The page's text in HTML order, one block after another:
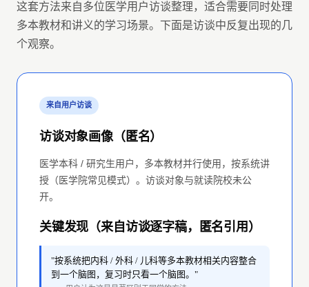
这套方法来自多位医学用户访谈整理，适合需要同时处理
多本教材和讲义的学习场景。下面是访谈中反复出现的几
个观察。
来自用户访谈
访谈对象画像（匿名）
医学本科 / 研究生用户，多本教材并行使用，按系统讲
授（医学院常见模式）。访谈对象与就读院校未公
开。
关键发现（来自访谈逐字稿，匿名引用）
"按系统把内科 / 外科 / 儿科等多本教材相关内容整合
到一个脑图，复习时只看一个脑图。"